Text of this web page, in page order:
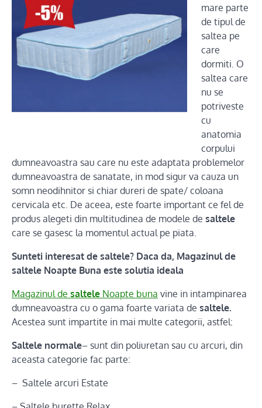
mare parte
de tipul de
saltea pe
care
dormiti. O
saltea care
nu se
potriveste
cu
anatomia
corpului
dumneavoastra sau care nu este adaptata problemelor
dumneavoastra de sanatate, in mod sigur va cauza un
somn neodihnitor si chiar dureri de spate/ coloana
cervicala etc. De aceea, este foarte important ce fel de
produs alegeti din multitudinea de modele de saltele
care se gasesc la momentul actual pe piata.
Sunteti interesat de saltele? Daca da, Magazinul de
saltele Noapte Buna este solutia ideala
Magazinul de saltele Noapte buna vine in intampinarea
dumneavoastra cu o gama foarte variata de saltele.
Acestea sunt impartite in mai multe categorii, astfel:
Saltele normale– sunt din poliuretan sau cu arcuri, din
aceasta categorie fac parte:
– Saltele arcuri Estate